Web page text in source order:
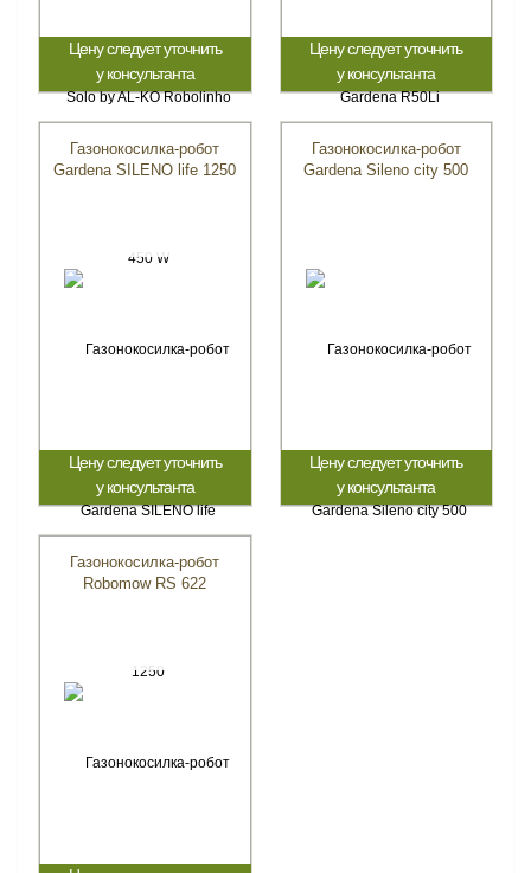
Цену следует уточнить
у консультанта
Цену следует уточнить
у консультанта
Газонокосилка-робот
Gardena SILENO life 1250
Цену следует уточнить
у консультанта
Газонокосилка-робот
Gardena Sileno city 500
Цену следует уточнить
у консультанта
Газонокосилка-робот
Robomow RS 622